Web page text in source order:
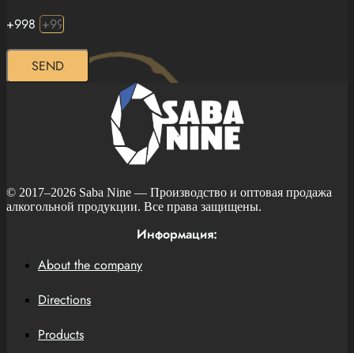
+998
SEND
© 2017–2026 Saba Nine — Производство и оптовая продажа
алкогольной продукции. Все права защищены.
Информация:
About the company
Directions
Products